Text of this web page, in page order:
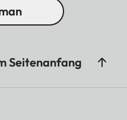
Seitenanfang